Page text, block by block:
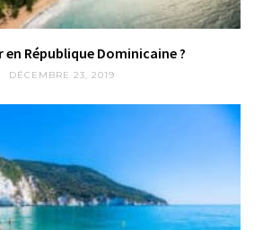
en République Dominicaine ?
DÉCEMBRE 23, 2019